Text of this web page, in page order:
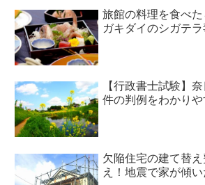
旅館の料理を食べ
ガキダイのシガテ
【行政書士試験】
件の判例をわかりや
欠陥住宅の建て替
え！地震で家が傾